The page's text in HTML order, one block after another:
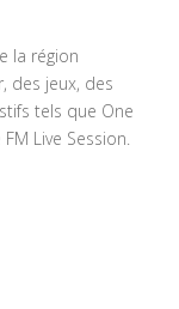
la région
des jeux, des
tels que One
Live Session.